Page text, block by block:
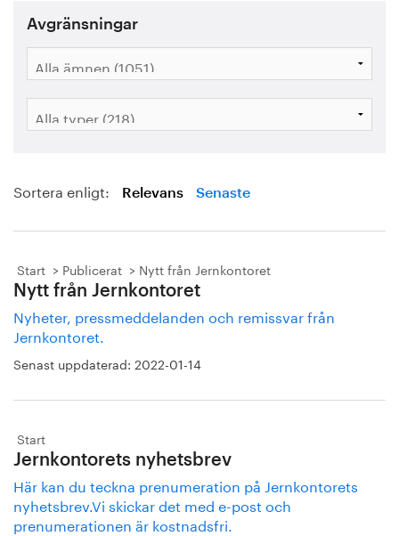
Vi tycker
Bildbank
Avgränsningar
Sortera enligt: Relevans Senaste
Start Publicerat Nytt från Jernkontoret
Nytt från Jernkontoret
Nyheter, pressmeddelanden och remissvar från
Jernkontoret.
Senast uppdaterad: 2022-01-14
Start
Jernkontorets nyhetsbrev
Här kan du teckna prenumeration på Jernkontorets
nyhetsbrev.Vi skickar det med e-post och
prenumerationen är kostnadsfri.